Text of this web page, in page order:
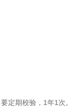
定期校验，1年1次。